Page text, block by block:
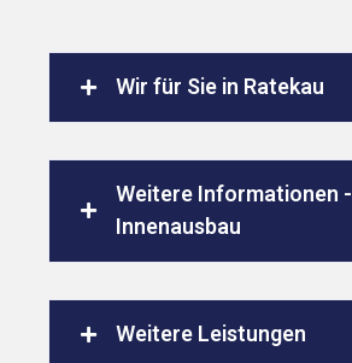
Wir für Sie in Ratekau
Weitere Informationen -
Innenausbau
Weitere Leistungen